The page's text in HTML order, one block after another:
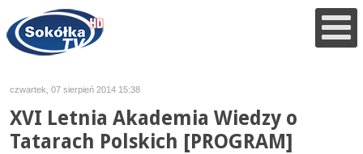
czwartek, 07 sierpień 2014 15:38
XVI Letnia Akademia Wiedzy o
Tatarach Polskich [PROGRAM]